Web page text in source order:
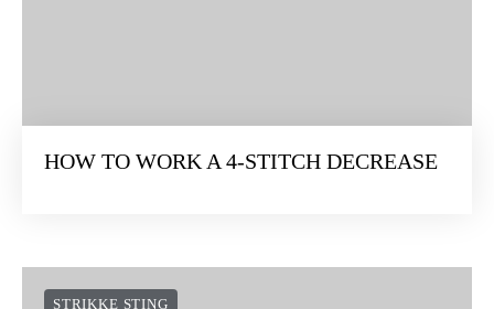
HOW TO WORK A 4-STITCH DECREASE
STRIKKE STING